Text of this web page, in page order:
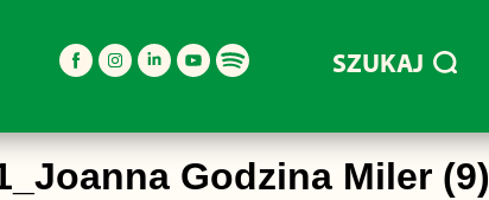
SZUKAJ
Godzina Miler (9)